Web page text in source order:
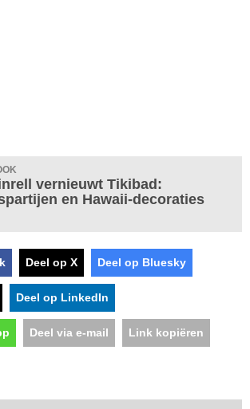
vernieuwt Tikibad:
en Hawaii-decoraties
Deel op X Deel op Bluesky
Deel op LinkedIn
Deel via e-mail Link kopiëren